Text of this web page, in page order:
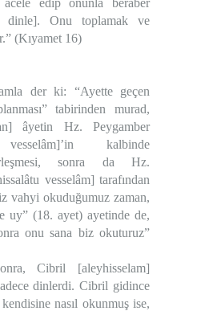
edip onunla berâber
dinle]. Onu toplamak ve
(Kıyamet 16)
der ki: “Ayette geçen
tabirinden murad,
âyetin Hz. Peygamber
kalbinde
sonra da Hz.
vesselâm] tarafından
vahyi okuduğumuz zaman,
uy” (18. ayet) ayetinde de,
onu sana biz okuturuz”
Cibril [aleyhisselam]
dinlerdi. Cibril gidince
nasıl okunmuş ise,